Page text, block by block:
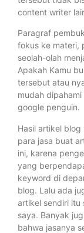
content writer
Paragraf
fokus ke materi,
seolah-olah
Apakah Kamu
tersebut atau
mudah
google penguin.
Hasil artikel
para jasa buat
ini, karena
yang
keyword di
blog. Lalu ada
artikel sendiri itu
saya. Banyak
bahwa jasanya